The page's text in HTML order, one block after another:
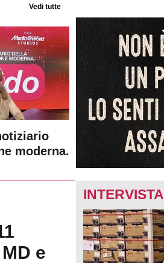
Vedi tutte
moderna.
e
INTERVISTA